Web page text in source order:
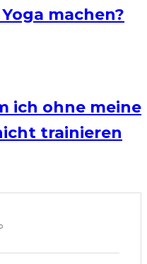
machen?
ich ohne meine
trainieren